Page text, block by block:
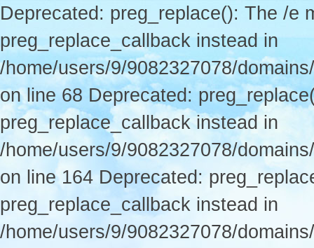
Deprecated: preg_replace(): The /e
preg_replace_callback instead in
/home/users/9/9082327078/
on line 68 Deprecated:
preg_replace_callback instead in
/home/users/9/9082327078/
on line 164 Deprecated:
preg_replace_callback instead in
/home/users/9/9082327078/